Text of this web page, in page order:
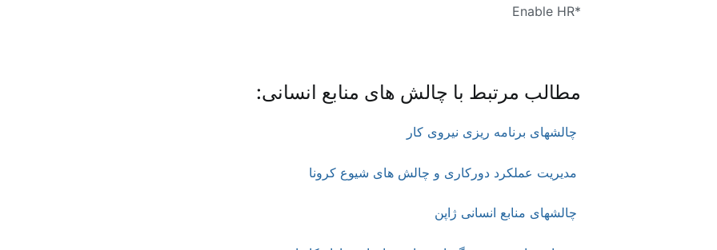
*Enable HR
مطالب مرتبط با چالش های منابع انسانی:
چالشهای برنامه ریزی نیروی کار
مدیریت عملکرد دورکاری و چالش های شیوع کرونا
چالشهای منابع انسانی ژاپن